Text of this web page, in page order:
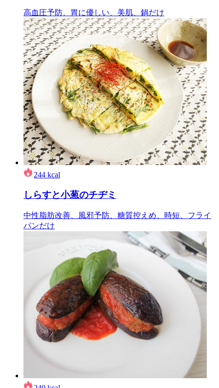
高血圧予防、胃に優しい、美肌、鍋だけ
244 kcal
しらすと小葱のチヂミ
中性脂肪改善、風邪予防、糖質控えめ、時短、フライ
パンだけ